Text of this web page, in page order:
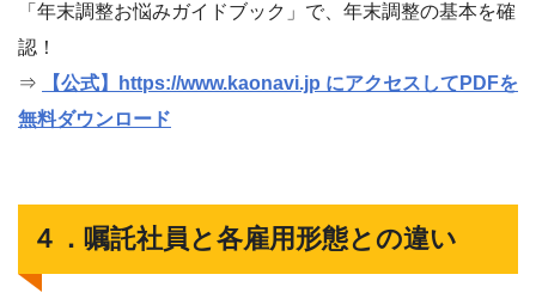
「年末調整お悩みガイドブック」で、年末調整の基本を確
認！
⇒
【公式】https://www.kaonavi.jp にアクセスしてPDFを
無料ダウンロード
４．嘱託社員と各雇用形態との違い